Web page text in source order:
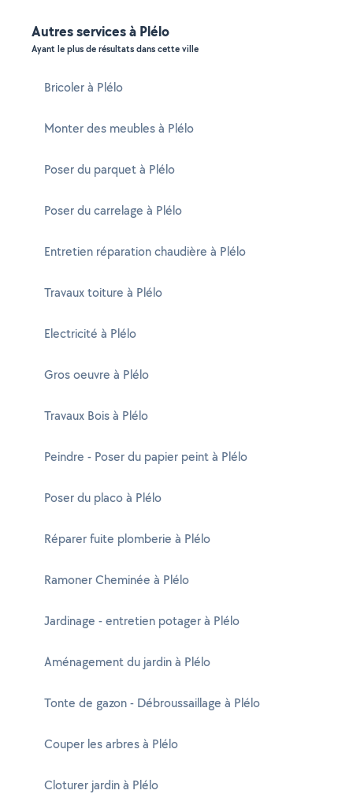
Autres services à Plélo
Ayant le plus de résultats dans cette ville
Bricoler à Plélo
Monter des meubles à Plélo
Poser du parquet à Plélo
Poser du carrelage à Plélo
Entretien réparation chaudière à Plélo
Travaux toiture à Plélo
Electricité à Plélo
Gros oeuvre à Plélo
Travaux Bois à Plélo
Peindre - Poser du papier peint à Plélo
Poser du placo à Plélo
Réparer fuite plomberie à Plélo
Ramoner Cheminée à Plélo
Jardinage - entretien potager à Plélo
Aménagement du jardin à Plélo
Tonte de gazon - Débroussaillage à Plélo
Couper les arbres à Plélo
Cloturer jardin à Plélo